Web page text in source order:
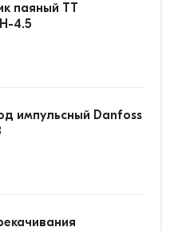
паяный ТТ
4.5
импульсный Danfoss